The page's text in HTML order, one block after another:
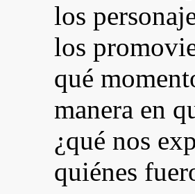
los
los
qué
manera en
¿qué nos
quiénes